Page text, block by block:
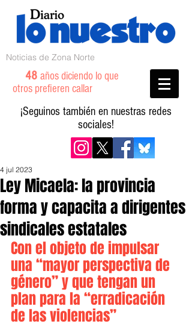
Noticias de Zona Norte
48 años diciendo lo que
otros prefieren callar
¡Seguinos también en nuestras redes
sociales!
Ley Micaela: la provincia
forma y capacita a dirigentes
sindicales estatales
4 jul 2023
Con el objeto de impulsar
una “mayor perspectiva de
género” y que tengan un
plan para la “erradicación
de las violencias”